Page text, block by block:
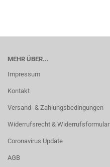
MEHR ÜBER...
Impressum
Kontakt
Versand- & Zahlungsbedingungen
Widerrufsrecht & Widerrufsformular
Coronavirus Update
AGB